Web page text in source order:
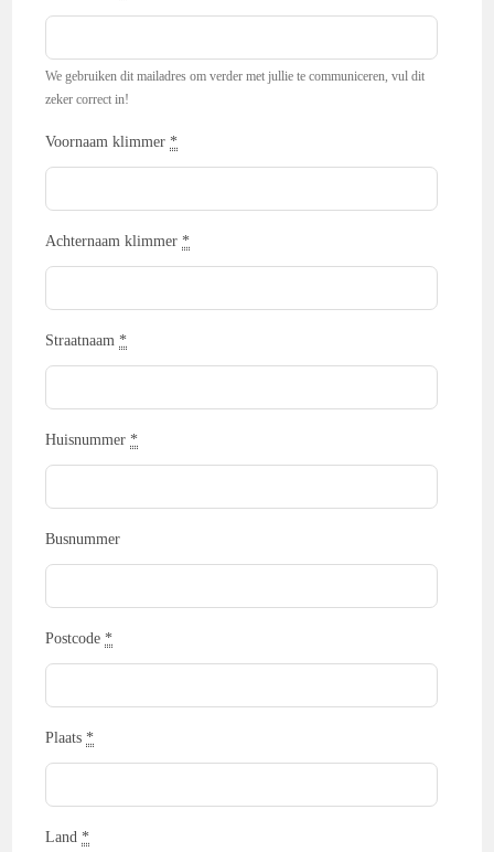
We gebruiken dit mailadres om verder met jullie te communiceren, vul dit
zeker correct in!
Voornaam klimmer *
Achternaam klimmer *
Straatnaam *
Huisnummer *
Busnummer
Postcode *
Plaats *
Land *